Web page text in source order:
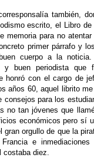
también,
escrito, el Libro
memoria para no
primer párrafo y
cuerpo a la
y buen periodista que
honró con el cargo de
años 60, aquel librito
consejos para los
no tan jóvenes que
económicos pero sí
gran orgullo de que la
e
costaba diez.